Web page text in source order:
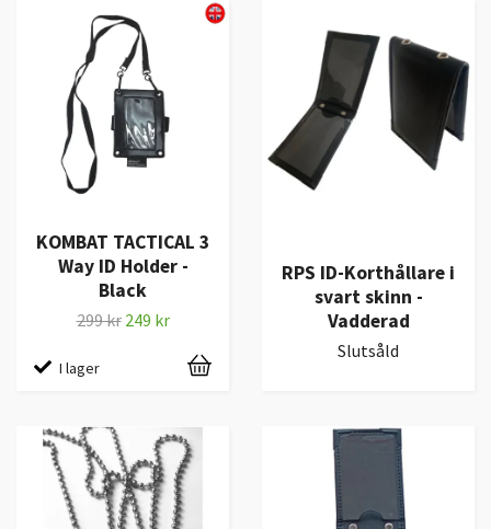
KOMBAT TACTICAL 3
Way ID Holder -
Black
299 kr 249 kr
I lager
RPS ID-Korthållare i
svart skinn -
Vadderad
Slutsåld